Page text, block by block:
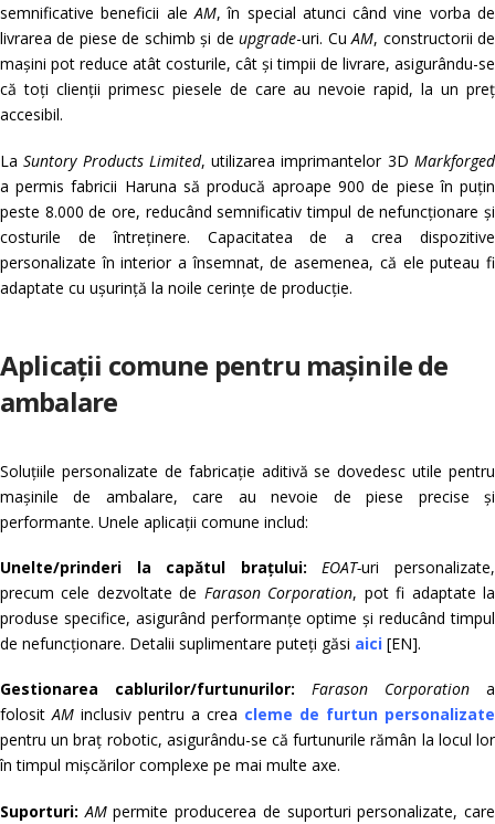
semnificative beneficii aleAM, în special atunci când vine vorba de
livrarea de piese de schimb și deupgrade-uri. CuAM, constructorii de
mașini pot reduce atât costurile, cât și timpii de livrare, asigurându-se
că toți clienții primesc piesele de care au nevoie rapid, la un preț
accesibil.
LaSuntory Products Limited, utilizarea imprimantelor 3DMarkforged
a permis fabricii Haruna să producă aproape 900 de piese în puțin
peste 8.000 de ore, reducând semnificativ timpul de nefuncționare și
costurile de întreținere. Capacitatea de a crea dispozitive
personalizate în interior a însemnat, de asemenea, că ele puteau fi
adaptate cu ușurință la noile cerințe de producție.
Aplicații comune pentru mașinile de
ambalare
Soluțiile personalizate de fabricație aditivă se dovedesc utile pentru
mașinile de ambalare, care au nevoie de piese precise și
performante. Unele aplicații comune includ:
Unelte/prinderi la capătul brațului:EOAT-uri personalizate,
precum cele dezvoltate de Farason Corporation, pot fi adaptate la
produse specifice, asigurând performanțe optime și reducând timpul
de nefuncționare. Detalii suplimentare puteți găsi aici [EN].
Gestionarea cablurilor/furtunurilor: Farason Corporation a
folositAM inclusiv pentru a crea cleme de furtun personalizate
pentru un braț robotic, asigurându-se că furtunurile rămân la locul lor
în timpul mișcărilor complexe pe mai multe axe.
Suporturi:AMpermite producerea de suporturi personalizate, care